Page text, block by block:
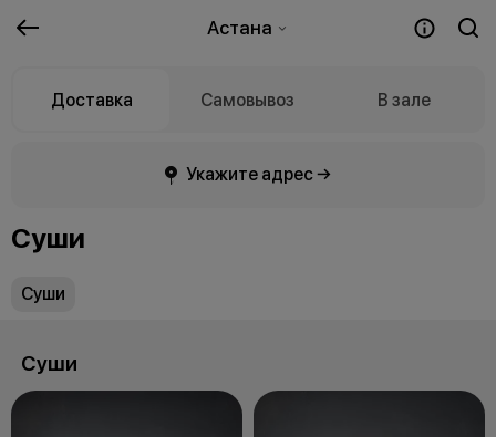
Астана
Доставка Самовывоз В зале
Укажите адрес →
Суши
Суши
Суши